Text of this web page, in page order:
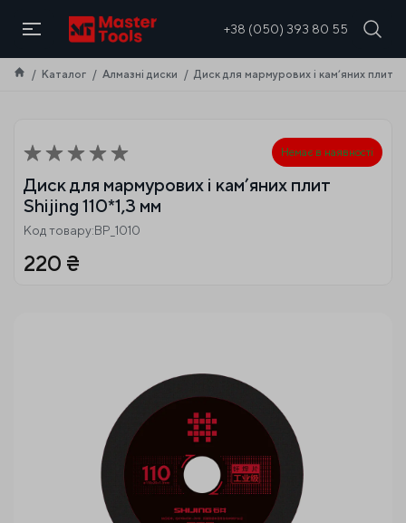
+38 (050) 393 80 55
UA
Каталог Алмазні диски Диск для мармурових і кам’яних плит
Немає в наявності
Диск для мармурових і кам’яних плит
Shijing 110*1,3 мм
Код товару:BP_1010
220 ₴